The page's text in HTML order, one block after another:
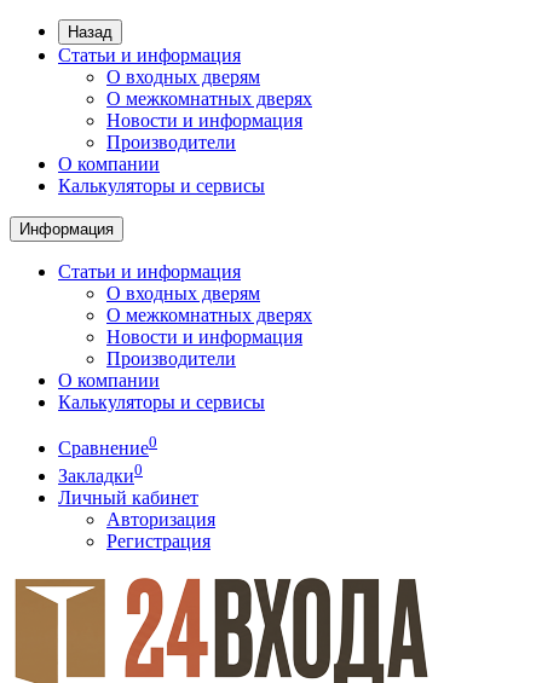
Назад
Статьи и информация
О входных дверям
О межкомнатных дверях
Новости и информация
Производители
О компании
Калькуляторы и сервисы
Информация
Статьи и информация
О входных дверям
О межкомнатных дверях
Новости и информация
Производители
О компании
Калькуляторы и сервисы
Сравнение0
Закладки0
Личный кабинет
Авторизация
Регистрация